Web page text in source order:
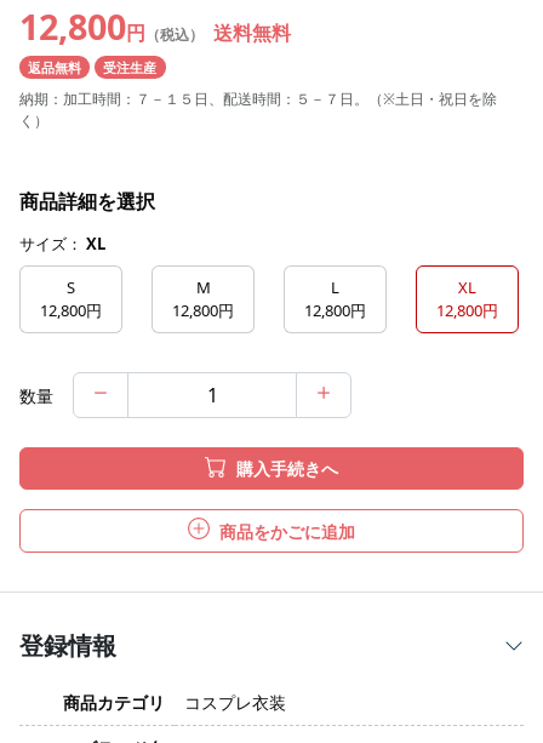
12,800円 （税込） 送料無料
返品無料 受注生産
納期：加工時間：７－１５日、配送時間：５－７日。（※土日・祝日を除
く）
商品詳細を選択
サイズ： XL
S
12,800円
M
12,800円
L
12,800円
XL
12,800円
数量
購入手続きへ
商品をかごに追加
登録情報
商品カテゴリ
コスプレ衣装